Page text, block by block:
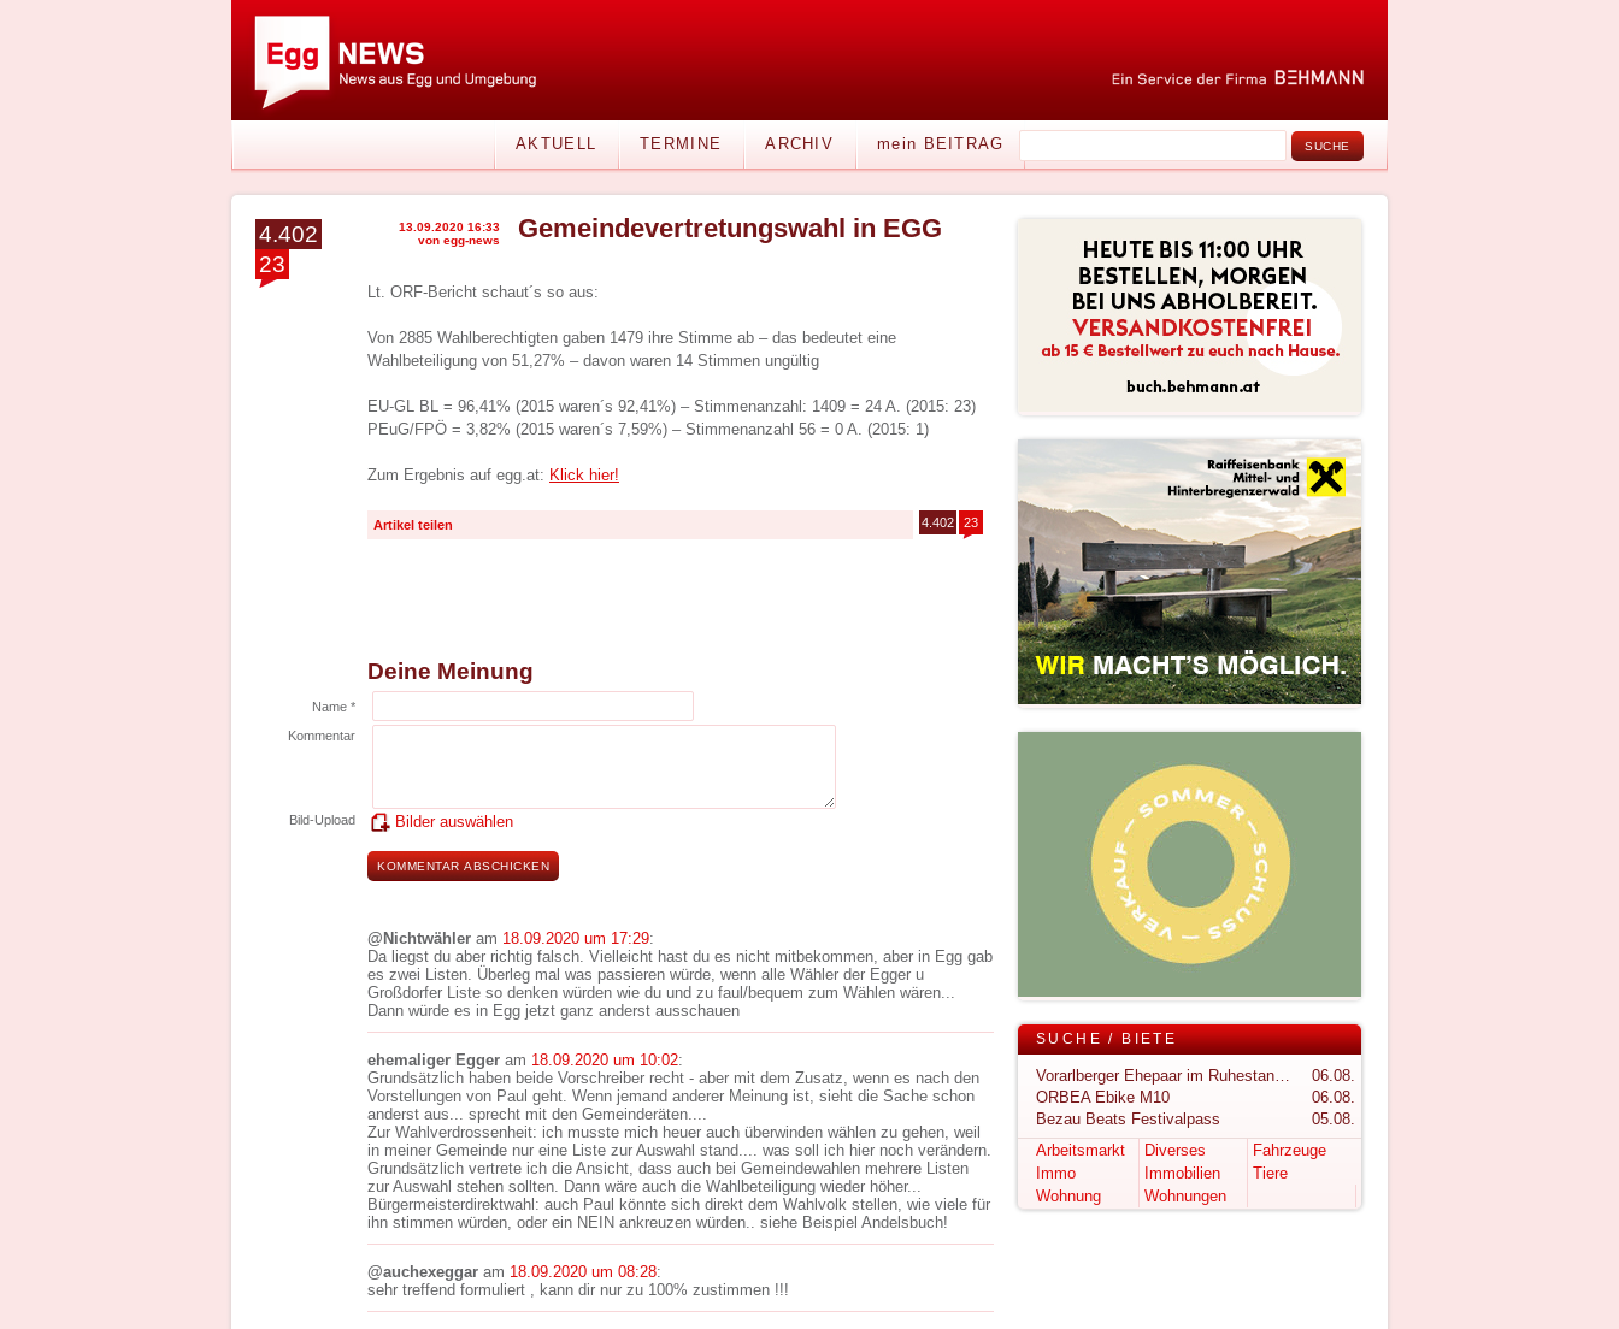
AKTUELL TERMINE ARCHIV mein BEITRAG
4.402
23
13.09.2020 16:33
von egg-news
Gemeindevertretungswahl in EGG
Lt. ORF-Bericht schaut´s so aus:
Von 2885 Wahlberechtigten gaben 1479 ihre Stimme ab – das bedeutet eine
Wahlbeteiligung von 51,27% – davon waren 14 Stimmen ungültig
EU-GL BL = 96,41% (2015 waren´s 92,41%) – Stimmenanzahl: 1409 = 24 A. (2015: 23)
PEuG/FPÖ = 3,82% (2015 waren´s 7,59%) – Stimmenanzahl 56 = 0 A. (2015: 1)
Zum Ergebnis auf egg.at: Klick hier!
Artikel teilen 4.402 23
Deine Meinung
Name *
Kommentar
Bild-Upload Bilder auswählen
@Nichtwähler am 18.09.2020 um 17:29:
Da liegst du aber richtig falsch. Vielleicht hast du es nicht mitbekommen, aber in Egg gab
es zwei Listen. Überleg mal was passieren würde, wenn alle Wähler der Egger u
Großdorfer Liste so denken würden wie du und zu faul/bequem zum Wählen wären...
Dann würde es in Egg jetzt ganz anderst ausschauen
ehemaliger Egger am 18.09.2020 um 10:02:
Grundsätzlich haben beide Vorschreiber recht - aber mit dem Zusatz, wenn es nach den
Vorstellungen von Paul geht. Wenn jemand anderer Meinung ist, sieht die Sache schon
anderst aus... sprecht mit den Gemeinderäten....
Zur Wahlverdrossenheit: ich musste mich heuer auch überwinden wählen zu gehen, weil
in meiner Gemeinde nur eine Liste zur Auswahl stand.... was soll ich hier noch verändern.
Grundsätzlich vertrete ich die Ansicht, dass auch bei Gemeindewahlen mehrere Listen
zur Auswahl stehen sollten. Dann wäre auch die Wahlbeteiligung wieder höher...
Bürgermeisterdirektwahl: auch Paul könnte sich direkt dem Wahlvolk stellen, wie viele für
ihn stimmen würden, oder ein NEIN ankreuzen würden.. siehe Beispiel Andelsbuch!
@auchexeggar am 18.09.2020 um 08:28:
sehr treffend formuliert , kann dir nur zu 100% zustimmen !!!
SUCHE / BIETE
Vorarlberger Ehepaar im Ruhestand sucht ruhigen Rückzugsort im Bregenzerwald
06.08.
ORBEA Ebike M10
06.08.
Bezau Beats Festivalpass
05.08.
Arbeitsmarkt
Diverses
Fahrzeuge
Immo
Immobilien
Tiere
Wohnung
Wohnungen